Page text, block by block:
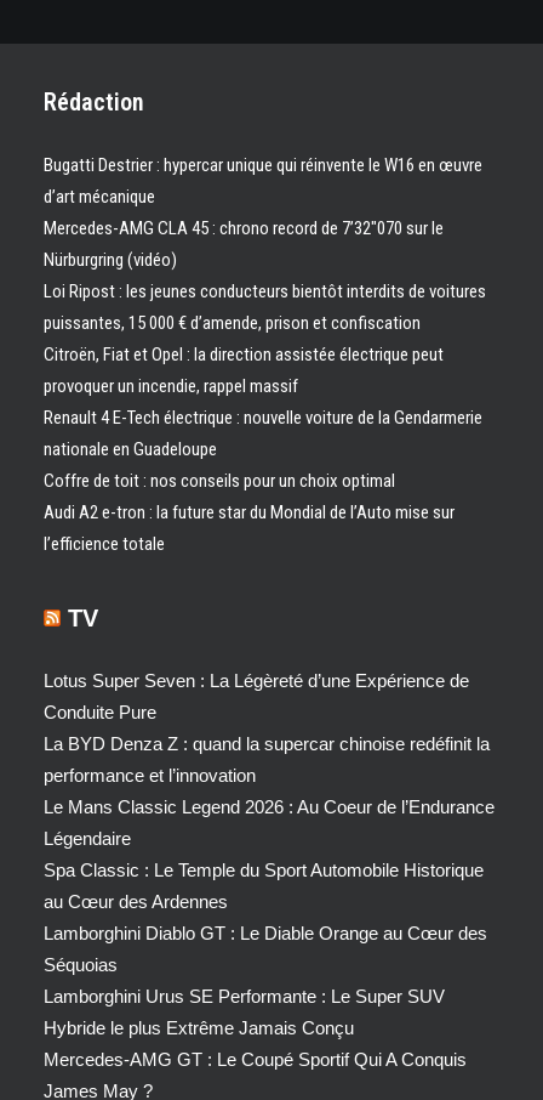
Rédaction
Bugatti Destrier : hypercar unique qui réinvente le W16 en œuvre
d’art mécanique
Mercedes-AMG CLA 45 : chrono record de 7’32″070 sur le
Nürburgring (vidéo)
Loi Ripost : les jeunes conducteurs bientôt interdits de voitures
puissantes, 15 000 € d’amende, prison et confiscation
Citroën, Fiat et Opel : la direction assistée électrique peut
provoquer un incendie, rappel massif
Renault 4 E-Tech électrique : nouvelle voiture de la Gendarmerie
nationale en Guadeloupe
Coffre de toit : nos conseils pour un choix optimal
Audi A2 e-tron : la future star du Mondial de l’Auto mise sur
l’efficience totale
TV
Lotus Super Seven : La Légèreté d’une Expérience de
Conduite Pure
La BYD Denza Z : quand la supercar chinoise redéfinit la
performance et l’innovation
Le Mans Classic Legend 2026 : Au Coeur de l’Endurance
Légendaire
Spa Classic : Le Temple du Sport Automobile Historique
au Cœur des Ardennes
Lamborghini Diablo GT : Le Diable Orange au Cœur des
Séquoias
Lamborghini Urus SE Performante : Le Super SUV
Hybride le plus Extrême Jamais Conçu
Mercedes-AMG GT : Le Coupé Sportif Qui A Conquis
James May ?